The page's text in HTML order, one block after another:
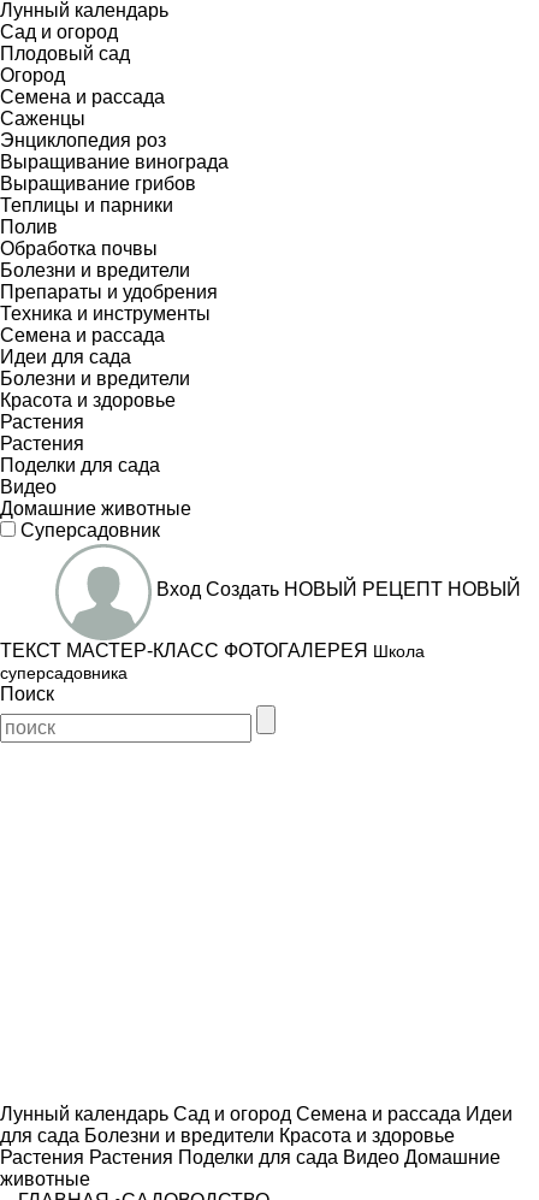
Лунный календарь
Сад и огород
Плодовый сад
Огород
Семена и рассада
Саженцы
Энциклопедия роз
Выращивание винограда
Выращивание грибов
Теплицы и парники
Полив
Обработка почвы
Болезни и вредители
Препараты и удобрения
Техника и инструменты
Семена и рассада
Идеи для сада
Болезни и вредители
Красота и здоровье
Растения
Растения
Поделки для сада
Видео
Домашние животные
Суперсадовник
Вход Создать НОВЫЙ РЕЦЕПТ НОВЫЙ
ТЕКСТ МАСТЕР-КЛАСС ФОТОГАЛЕРЕЯ Школа
суперсадовника
Поиск
Лунный календарь Сад и огород Семена и рассада Идеи
для сада Болезни и вредители Красота и здоровье
Растения Растения Поделки для сада Видео Домашние
животные